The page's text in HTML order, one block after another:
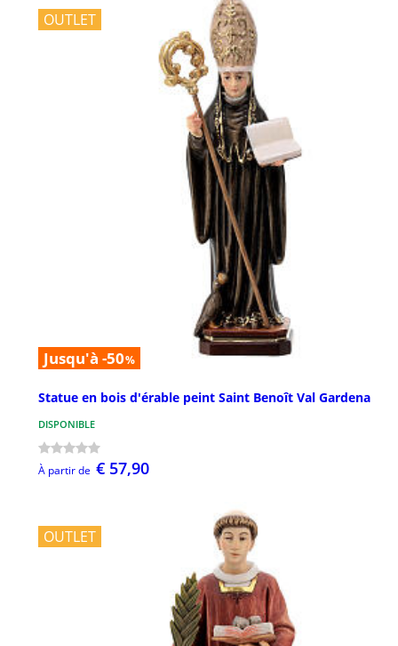
OUTLET
Jusqu'à -50%
Statue en bois d'érable peint Saint Benoît Val Gardena
DISPONIBLE
À partir de € 57,90
OUTLET